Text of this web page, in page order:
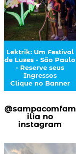
Lektrik: Um Festival
de Luzes - São Paulo
- Reserve seus
Ingressos
Clique no Banner
@sampacomfam
ilia no
instagram